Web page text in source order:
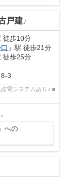
戸建♪
徒歩10分
」駅 徒歩21分
徒歩25分
8-3
電システムあり♪ ■
への